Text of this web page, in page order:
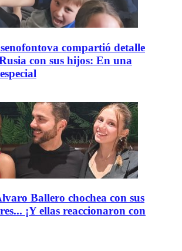
compartió detalle
con sus hijos: En una
Ballero chochea con sus
¡Y ellas reaccionaron con